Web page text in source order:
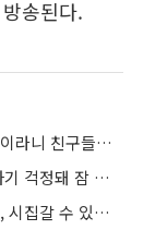
송된다.
‘돌아와요 아저씨’ 이민정 “남편이 정지훈이라니 친구들이 좋아해”
‘돌아와요 아저씨’ 오연서 “김수로 따라 하기 걱정돼 잠 못 잤다”
‘돌아와요 아저씨’ 오연서 “역대급 캐릭터, 시집갈 수 있을까요?”